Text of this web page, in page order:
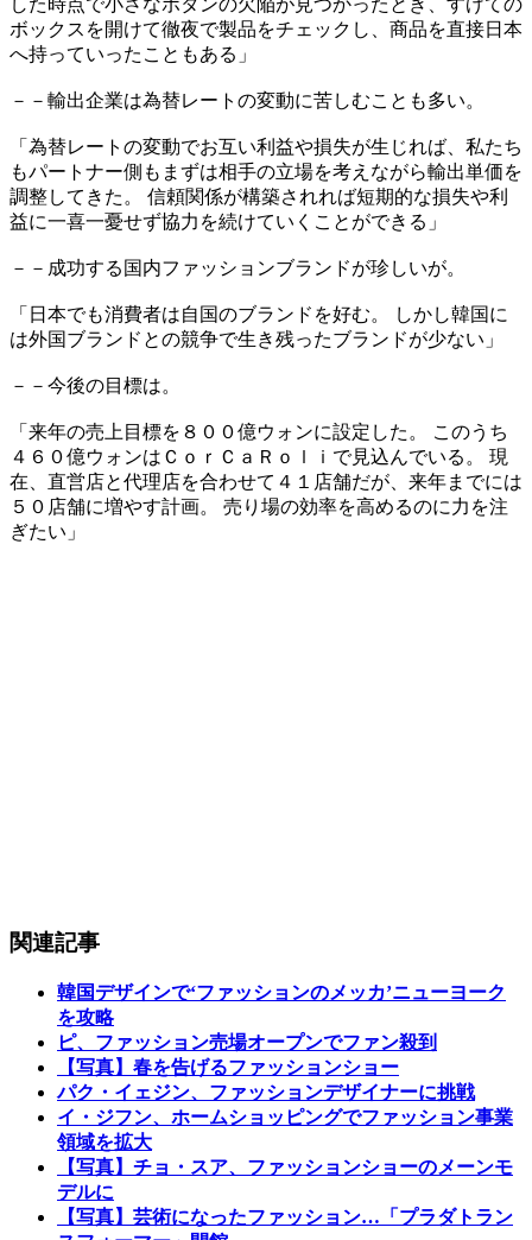
ボックスを開けて徹夜で製品をチェックし、商品を直接日本
へ持っていったこともある」
－－輸出企業は為替レートの変動に苦しむことも多い。
「為替レートの変動でお互い利益や損失が生じれば、私たち
もパートナー側もまずは相手の立場を考えながら輸出単価を
調整してきた。 信頼関係が構築されれば短期的な損失や利
益に一喜一憂せず協力を続けていくことができる」
－－成功する国内ファッションブランドが珍しいが。
「日本でも消費者は自国のブランドを好む。 しかし韓国に
は外国ブランドとの競争で生き残ったブランドが少ない」
－－今後の目標は。
「来年の売上目標を８００億ウォンに設定した。 このうち
４６０億ウォンはＣｏｒＣａＲｏｌｉで見込んでいる。 現
在、直営店と代理店を合わせて４１店舗だが、来年までには
５０店舗に増やす計画。 売り場の効率を高めるのに力を注
ぎたい」
関連記事
韓国デザインで‘ファッションのメッカ’ニューヨーク
を攻略
ピ、ファッション売場オープンでファン殺到
【写真】春を告げるファッションショー
パク・イェジン、ファッションデザイナーに挑戦
イ・ジフン、ホームショッピングでファッション事業
領域を拡大
【写真】チョ・スア、ファッションショーのメーンモ
デルに
【写真】芸術になったファッション…「プラダトラン